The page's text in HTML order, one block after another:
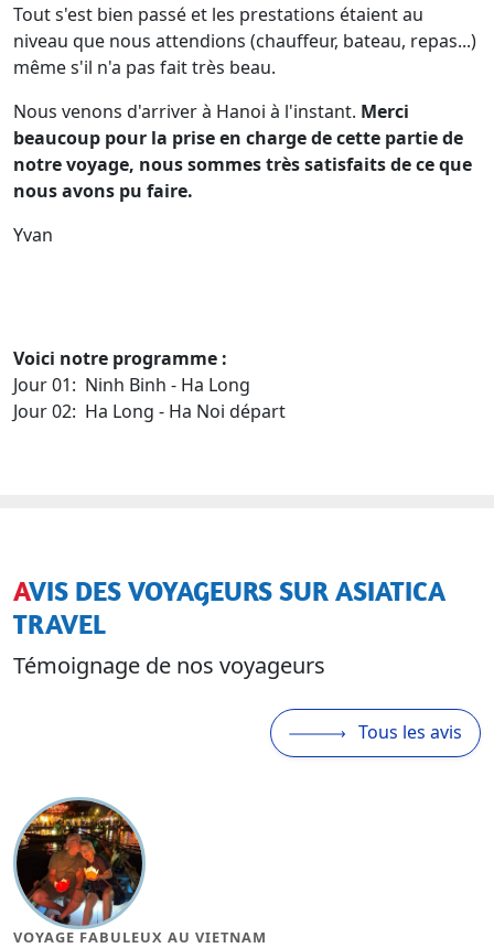
Tout s'est bien passé et les prestations étaient au
niveau que nous attendions (chauffeur, bateau, repas...)
même s'il n'a pas fait très beau.
Nous venons d'arriver à Hanoi à l'instant. Merci
beaucoup pour la prise en charge de cette partie de
notre voyage, nous sommes très satisfaits de ce que
nous avons pu faire.
Yvan
Voici notre programme :
Jour 01: Ninh Binh - Ha Long
Jour 02: Ha Long - Ha Noi départ
AVIS DES VOYAGEURS SUR ASIATICA
TRAVEL
Témoignage de nos voyageurs
Tous les avis
VOYAGE FABULEUX AU VIETNAM